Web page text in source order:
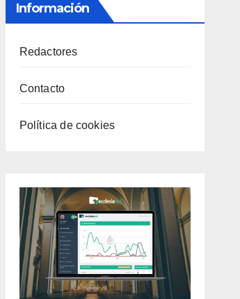
Información
Redactores
Contacto
Política de cookies